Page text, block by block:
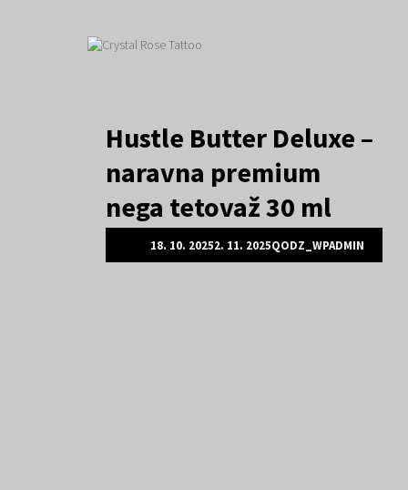
to
content
Hustle Butter Deluxe –
naravna premium
nega tetovaž 30 ml
18. 10. 20252. 11. 2025QODZ_WPADMIN